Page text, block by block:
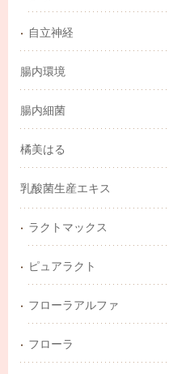
自立神経
腸内環境
腸内細菌
橘美はる
乳酸菌生産エキス
ラクトマックス
ピュアラクト
フローラアルファ
フローラ